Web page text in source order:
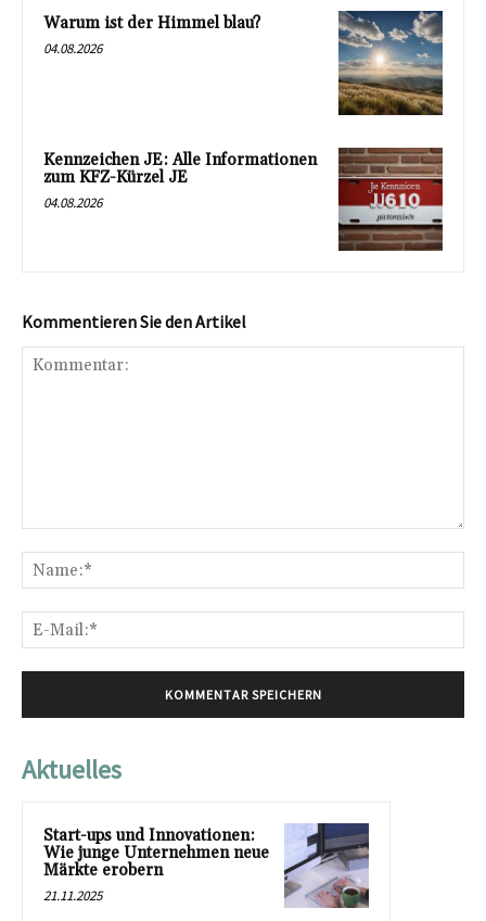
Warum ist der Himmel blau?
04.08.2026
Kennzeichen JE: Alle Informationen
zum KFZ-Kürzel JE
04.08.2026
Kommentieren Sie den Artikel
Aktuelles
Start-ups und Innovationen:
Wie junge Unternehmen neue
Märkte erobern
21.11.2025